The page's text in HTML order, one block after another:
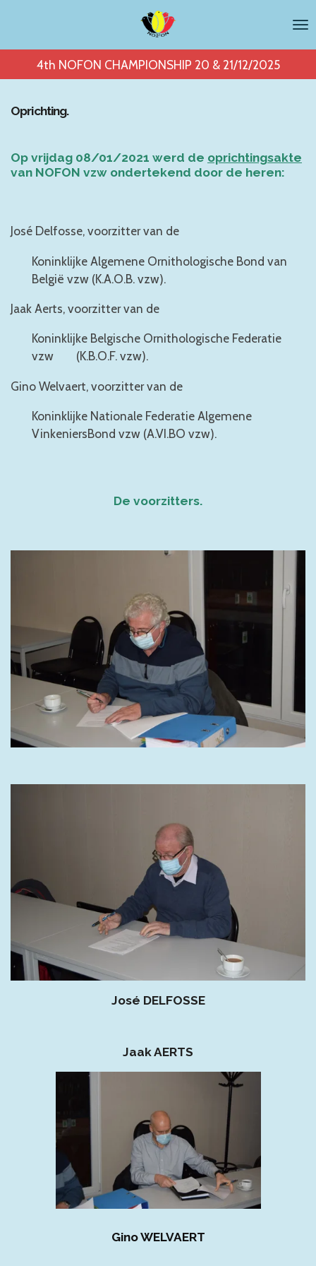
naar
4th NOFON CHAMPIONSHIP 20 & 21/12/2025
Oprichting.
Op vrijdag 08/01/2021 werd de oprichtingsakte
van NOFON vzw ondertekend door de heren:
José Delfosse, voorzitter van de
Koninklijke Algemene Ornithologische Bond van
België vzw (K.A.O.B. vzw).
Jaak Aerts, voorzitter van de
Koninklijke Belgische Ornithologische Federatie
vzw (K.B.O.F. vzw).
Gino Welvaert, voorzitter van de
Koninklijke Nationale Federatie Algemene
VinkeniersBond vzw (A.VI.BO vzw).
De voorzitters.
José DELFOSSE
Jaak AERTS
Gino WELVAERT